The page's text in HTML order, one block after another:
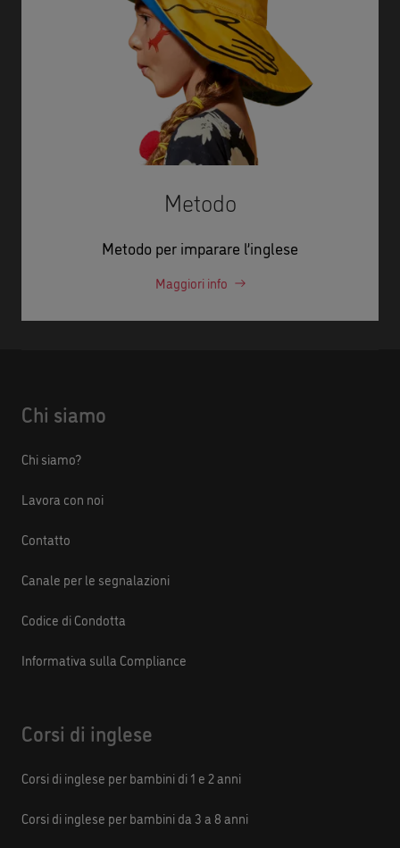
Metodo
Metodo per imparare l’inglese
Maggiori info
Chi siamo
Chi siamo?
Lavora con noi
Contatto
Canale per le segnalazioni
Codice di Condotta
Informativa sulla Compliance
Corsi di inglese
Corsi di inglese per bambini di 1 e 2 anni
Corsi di inglese per bambini da 3 a 8 anni